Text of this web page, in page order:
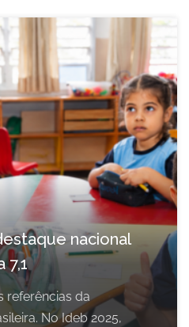
nacional
7,1
referências da
No Ideb 2025,